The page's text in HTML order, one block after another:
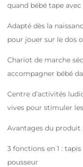
quand bébé tape
Adapté dès la
pour jouer sur le dos
Chariot de marche
accompagner bébé
Centre d’activités
vives pour stimuler
Avantages du produit :
3 fonctions en 1 : tapis
pousseur